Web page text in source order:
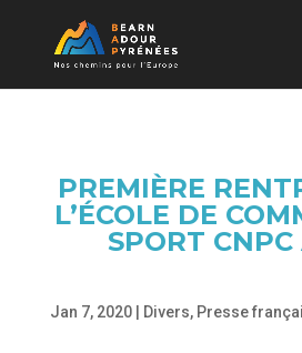
PREMIÈRE
L’ÉCOLE DE
SPORT CNPC
Jan 7, 2020| Divers, Presse